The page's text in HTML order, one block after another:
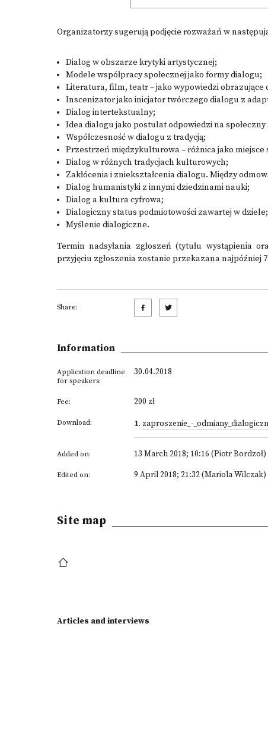
Organizatorzy sugerują podjęcie rozważań w
Dialog w obszarze krytyki artystycznej;
Modele współpracy społecznej jako formy dialogu;
Literatura, film, teatr – jako wypowiedzi obrazujące
Inscenizator jako inicjator twórczego dialogu z
Dialog intertekstualny;
Idea dialogu jako postulat odpowiedzi na
Współczesność w dialogu z tradycją;
Przestrzeń międzykulturowa – różnica jako miejsce
Dialog w różnych tradycjach kulturowych;
Zakłócenia i zniekształcenia dialogu. Między
Dialog humanistyki z innymi dziedzinami nauki;
Dialog a kultura cyfrowa;
Dialogiczny status podmiotowości zawartej w dziele;
Myślenie dialogiczne.
Termin nadsyłania zgłoszeń (tytułu wystąpienia
przyjęciu zgłoszenia zostanie przekazana najpóźniej 7
Share:
Information
Application deadline
for speakers:
30.04.2018
Fee: 200 zł
Download: 1. zaproszenie_-
Added on: 13 March 2018; 10:16 (Piotr Bordzoł)
Edited on: 9 April 2018; 21:32 (Mariola Wilczak)
Site map
Articles and interviews